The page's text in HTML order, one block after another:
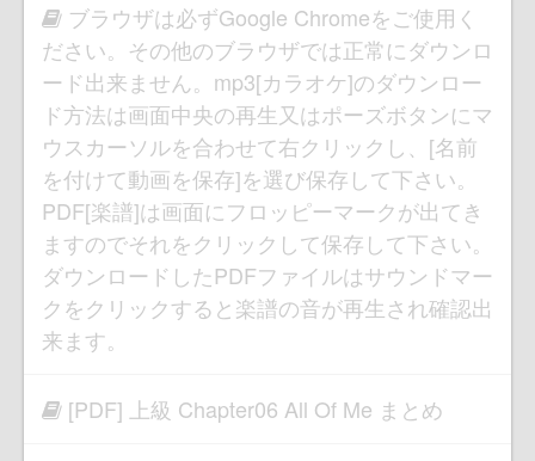
ブラウザは必ずGoogle Chromeをご使用く
ださい。その他のブラウザでは正常にダウンロ
ード出来ません。mp3[カラオケ]のダウンロー
ド方法は画面中央の再生又はポーズボタンにマ
ウスカーソルを合わせて右クリックし、[名前
を付けて動画を保存]を選び保存して下さい。
PDF[楽譜]は画面にフロッピーマークが出てき
ますのでそれをクリックして保存して下さい。
ダウンロードしたPDFファイルはサウンドマー
クをクリックすると楽譜の音が再生され確認出
来ます。
[PDF] 上級 Chapter06 All Of Me まとめ